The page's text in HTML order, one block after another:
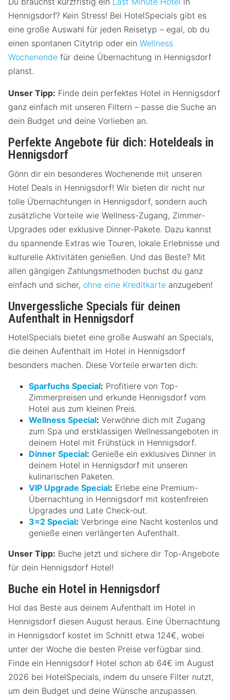
Hennigsdorf? Kein Stress! Bei HotelSpecials gibt es
eine große Auswahl für jeden Reisetyp – egal, ob du
einen spontanen Citytrip oder ein Wellness
Wochenende für deine Übernachtung in Hennigsdorf
planst.
Unser Tipp: Finde dein perfektes Hotel in Hennigsdorf
ganz einfach mit unseren Filtern – passe die Suche an
dein Budget und deine Vorlieben an.
Perfekte Angebote für dich: Hoteldeals in
Hennigsdorf
Gönn dir ein besonderes Wochenende mit unseren
Hotel Deals in Hennigsdorf! Wir bieten dir nicht nur
tolle Übernachtungen in Hennigsdorf, sondern auch
zusätzliche Vorteile wie Wellness-Zugang, Zimmer-
Upgrades oder exklusive Dinner-Pakete. Dazu kannst
du spannende Extras wie Touren, lokale Erlebnisse und
kulturelle Aktivitäten genießen. Und das Beste? Mit
allen gängigen Zahlungsmethoden buchst du ganz
einfach und sicher, ohne eine Kreditkarte anzugeben!
Unvergessliche Specials für deinen
Aufenthalt in Hennigsdorf
HotelSpecials bietet eine große Auswahl an Specials,
die deinen Aufenthalt im Hotel in Hennigsdorf
besonders machen. Diese Vorteile erwarten dich:
Sparfuchs Special: Profitiere von Top-
Zimmerpreisen und erkunde Hennigsdorf vom
Hotel aus zum kleinen Preis.
Wellness Special: Verwöhne dich mit Zugang
zum Spa und erstklassigen Wellnessangeboten in
deinem Hotel mit Frühstück in Hennigsdorf.
Dinner Special: Genieße ein exklusives Dinner in
deinem Hotel in Hennigsdorf mit unseren
kulinarischen Paketen.
VIP Upgrade Special: Erlebe eine Premium-
Übernachtung in Hennigsdorf mit kostenfreien
Upgrades und Late Check-out.
3=2 Special: Verbringe eine Nacht kostenlos und
genieße einen verlängerten Aufenthalt.
Unser Tipp: Buche jetzt und sichere dir Top-Angebote
für dein Hennigsdorf Hotel!
Buche ein Hotel in Hennigsdorf
Hol das Beste aus deinem Aufenthalt im Hotel in
Hennigsdorf diesen August heraus. Eine Übernachtung
in Hennigsdorf kostet im Schnitt etwa 124€, wobei
unter der Woche die besten Preise verfügbar sind.
Finde ein Hennigsdorf Hotel schon ab 64€ im August
2026 bei HotelSpecials, indem du unsere Filter nutzt,
um dein Budget und deine Wünsche anzupassen.